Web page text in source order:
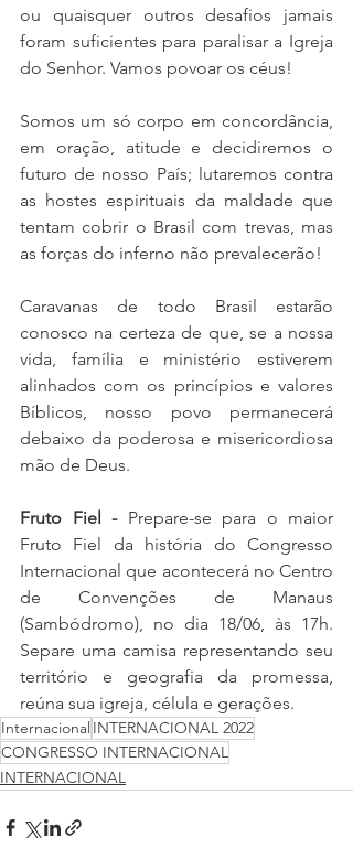
ou quaisquer outros desafios jamais
foram suficientes para paralisar a Igreja
do Senhor. Vamos povoar os céus!
Somos um só corpo em concordância,
em oração, atitude e decidiremos o
futuro de nosso País; lutaremos contra
as hostes espirituais da maldade que
tentam cobrir o Brasil com trevas, mas
as forças do inferno não prevalecerão!
Caravanas de todo Brasil estarão
conosco na certeza de que, se a nossa
vida, família e ministério estiverem
alinhados com os princípios e valores
Bíblicos, nosso povo permanecerá
debaixo da poderosa e misericordiosa
mão de Deus.
Fruto Fiel - Prepare-se para o maior
Fruto Fiel da história do Congresso
Internacional que acontecerá no Centro
de Convenções de Manaus
(Sambódromo), no dia 18/06, às 17h.
Separe uma camisa representando seu
território e geografia da promessa,
reúna sua igreja, célula e gerações.
Internacional INTERNACIONAL 2022
CONGRESSO INTERNACIONAL
INTERNACIONAL